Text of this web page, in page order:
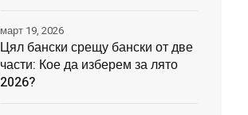
Цял бански срещу бански от две
части: Кое да изберем за лято
2026?
март 19, 2026